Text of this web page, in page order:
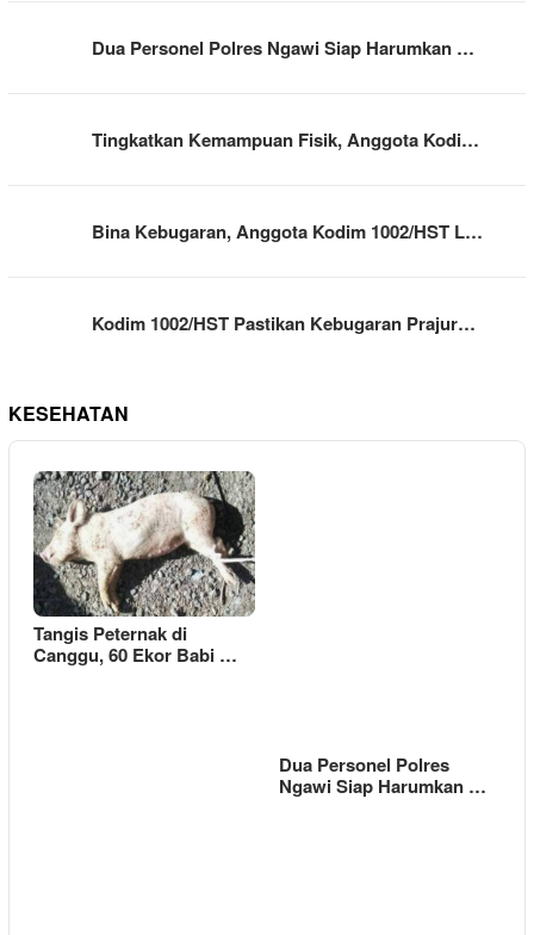
Dua Personel Polres Ngawi Siap Harumkan …
Tingkatkan Kemampuan Fisik, Anggota Kodi…
Bina Kebugaran, Anggota Kodim 1002/HST L…
Kodim 1002/HST Pastikan Kebugaran Prajur…
KESEHATAN
Tangis Peternak di
Canggu, 60 Ekor Babi …
Dua Personel Polres
Ngawi Siap Harumkan …